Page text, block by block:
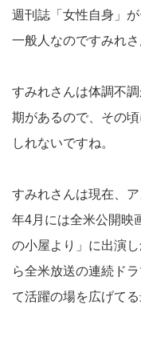
週刊誌「女性自身」
一般人なのですみれ
すみれさんは体調不
期があるので、その
しれないですね。
すみれさんは現在、
年4月には全米公開
の小屋より」に出演
ら全米放送の連続ド
て活躍の場を広げてる